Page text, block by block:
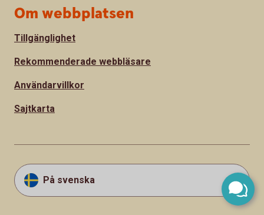
Om webbplatsen
Tillgänglighet
Rekommenderade webbläsare
Användarvillkor
Sajtkarta
På svenska